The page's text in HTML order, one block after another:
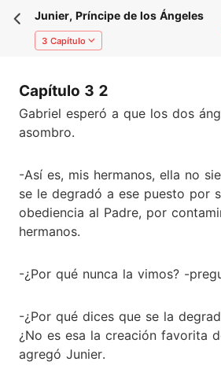
Junier, Príncipe de los Ángeles
3 Capítulo
Capítulo 3 2
Gabriel esperó a que los dos
asombro.
-Así es, mis hermanos, ella no
se le degradó a ese puesto por
obediencia al Padre, por
hermanos.
-¿Por qué nunca la vimos? -
-¿Por qué dices que se la
¿No es esa la creación favorita
agregó Junier.